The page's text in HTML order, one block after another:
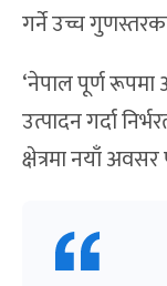
गर्ने उच्च
‘नेपाल पूर्ण
उत्पादन गर्दा
क्षेत्रमा नयाँ अवसर